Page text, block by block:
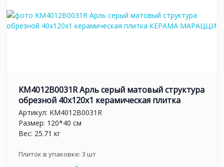
KM4012B0031R Арль серый матовый структура
обрезной 40x120x1 керамическая плитка
Артикул: KM4012B0031R
Размер: 120*40 см
Вес: 25.71 кг
Плиток в упаковке: 3 шт